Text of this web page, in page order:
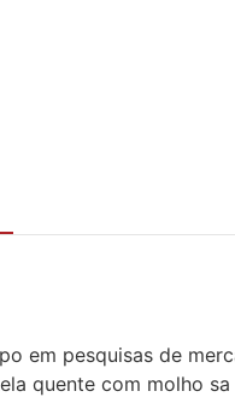
em pesquisas de
quente com molho